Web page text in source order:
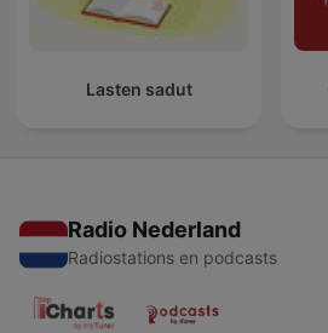
Lasten sadut
Radio Nederland
Radiostations en podcasts